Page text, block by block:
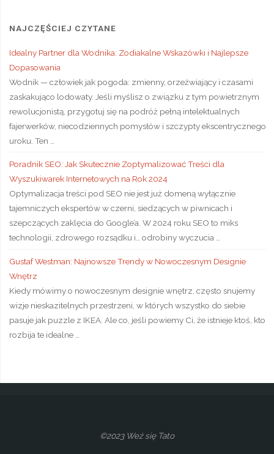
NAJCZĘŚCIEJ CZYTANE
Idealny Partner dla Wodnika: Zodiakalne Wskazówki i Najlepsze
Dopasowania
Wodnik — człowiek jak pogoda: zmienny, orzeźwiający i czasami
zaskakująco lodowaty. Jeśli myślisz o związku z tym powietrznym
rewolucjonistą, przygotuj się na podróż pełną intelektualnych
fajerwerków, niecodziennych pomysłów i szczypty ekscentrycznego
uroku. Ten …
Poradnik SEO: Jak Skutecznie Zoptymalizować Treści dla
Wyszukiwarek Internetowych na Rok 2024
Optymalizacja treści pod SEO nie jest już domeną wyłącznie
tajemniczych ekspertów w czerni, siedzących w piwnicach i
szepczących zaklęcia do Google’a. W 2024 roku SEO to miks
technologii, zdrowego rozsądku i… odrobiny wyczucia …
Gustaf Westman: Najnowsze Trendy w Nowoczesnym Designie
Wnętrz
Kiedy mówimy o nowoczesnym designie wnętrz, często snujemy
wizje nieskazitelnych przestrzeni, w których wszystko do siebie
pasuje jak puzzle z IKEA. Ale co, jeśli powiemy Ci, że istnieje ktoś, kto
rozbija te idealne …
©2023 Weź się Tato